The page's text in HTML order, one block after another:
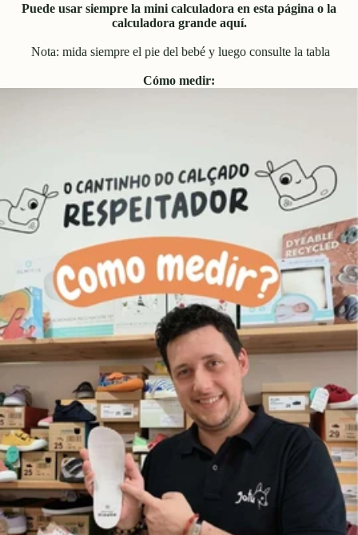
Puede usar siempre la mini calculadora en esta página o la
calculadora grande aquí.
Nota: mida siempre el pie del bebé y luego consulte la tabla
Cómo medir: